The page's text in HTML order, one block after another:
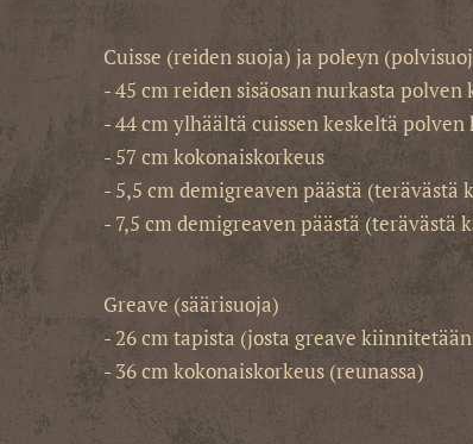
Cuisse (reiden suoja) ja poleyn
- 45 cm reiden sisäosan nurkasta polven
- 44 cm ylhäältä cuissen keskeltä polven
- 57 cm kokonaiskorkeus
- 5,5 cm demigreaven päästä
- 7,5 cm demigreaven päästä (terävästä
Greave (säärisuoja)
- 26 cm tapista (josta greave
- 36 cm kokonaiskorkeus (reunassa)